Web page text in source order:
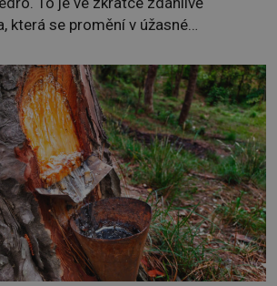
která se promění v úžasné
hec. Rádio Luxembourg přichází s
Tomu, kdo dokáže dopravit ze
kruhu na […]